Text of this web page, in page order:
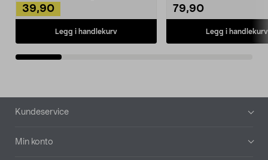
39,90
Legg i handlekurv
79,90
Legg i handlekurv
Bunntekst
Kundeservice
Min konto